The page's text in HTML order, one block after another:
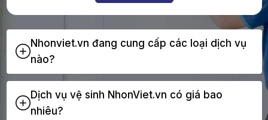
Nhonviet.vn đang cung cấp các loại dịch vụ
nào?
Dịch vụ vệ sinh NhonViet.vn có giá bao
nhiêu?